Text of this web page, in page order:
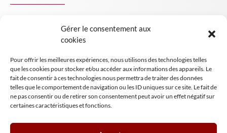
Gérer le consentement aux
cookies
Pour offrir les meilleures expériences, nous utilisons des technologies telles
que les cookies pour stocker et/ou accéder aux informations des appareils. Le
fait de consentir à ces technologies nous permettra de traiter des données
telles que le comportement de navigation ou les ID uniques sur ce site. Le fait de
ne pas consentir ou de retirer son consentement peut avoir un effet négatif sur
certaines caractéristiques et fonctions.
INSIGHT NPA